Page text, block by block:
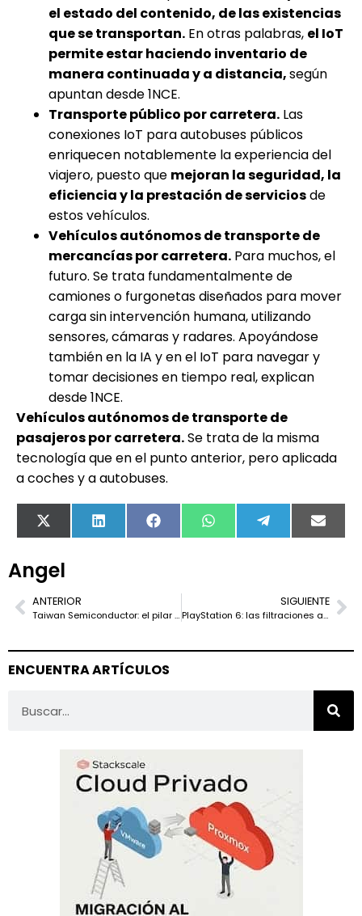
el estado del contenido, de las existencias
que se transportan. En otras palabras, el IoT
permite estar haciendo inventario de
manera continuada y a distancia,según
apuntan desde 1NCE.
Transporte público por carretera. Las
conexiones IoT para autobuses públicos
enriquecen notablemente la experiencia del
viajero, puesto que mejoran la seguridad, la
eficiencia y la prestación de serviciosde
estos vehículos.
Vehículos autónomos de transporte de
mercancías por carretera. Para muchos, el
futuro. Se trata fundamentalmente de
camiones o furgonetas diseñados para mover
carga sin intervención humana, utilizando
sensores, cámaras y radares. Apoyándose
también en la IA y en el IoT para navegar y
tomar decisiones en tiempo real, explican
desde 1NCE.
Vehículos autónomos de transporte de
pasajeros por carretera.Se trata de la misma
tecnología que en el punto anterior, pero aplicada
a coches y a autobuses.
X
(Twitter)
LinkedIn FacebookWhatsApp TelegramEmail
Angel
ANTERIOR
Taiwan Semiconductor: el pilar de la IA que sigue creciendo con valoración atractiva
SIGUIENTE
PlayStation 6: las filtraciones apuntan a un salto histórico en rendimiento gráfico y eficiencia
ENCUENTRA ARTÍCULOS